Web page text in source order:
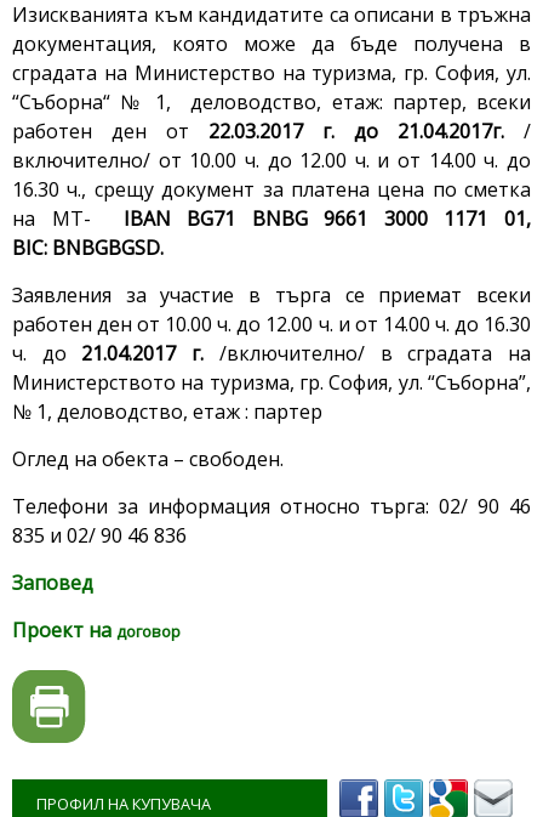
Изискванията към кандидатите са описани в тръжна
документация, която може да бъде получена в
сградата на Министерство на туризма, гр. София, ул.
“Съборна“ № 1, деловодство, етаж: партер, всеки
работен ден от 22.03.2017 г. до 21.04.2017г. /
включително/ от 10.00 ч. до 12.00 ч. и от 14.00 ч. до
16.30 ч., срещу документ за платена цена по сметка
на МТ- IBAN BG71 BNBG 9661 3000 1171 01,
BIC: BNBGBGSD.
Заявления за участие в търга се приемат всеки
работен ден от 10.00 ч. до 12.00 ч. и от 14.00 ч. до 16.30
ч. до 21.04.2017 г. /включително/ в сградата на
Министерството на туризма, гр. София, ул. “Съборна”,
№ 1, деловодство, етаж : партер
Оглед на обекта – свободен.
Телефони за информация относно търга: 02/ 90 46
835 и 02/ 90 46 836
Заповед
Проект на договор
ПРОФИЛ НА КУПУВАЧА